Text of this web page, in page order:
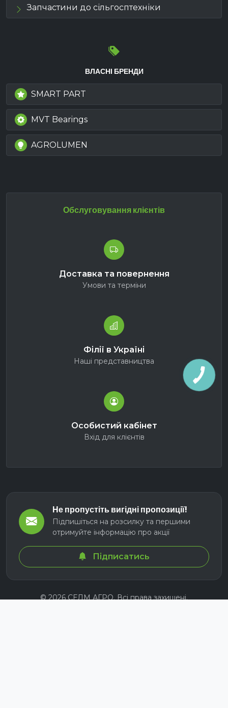
Запчастини до сільгосптехніки
ВЛАСНІ БРЕНДИ
SMART PART
MVT Bearings
AGROLUMEN
Обслуговування клієнтів
Доставка та повернення
Умови та терміни
Філії в Україні
Наші представництва
Особистий кабінет
Вхід для клієнтів
Не пропустіть вигідні пропозиції!
Підпишіться на розсилку та першими
отримуйте інформацію про акції
Підписатись
© 2026 СЕЛМ АГРО. Всі права захищені.